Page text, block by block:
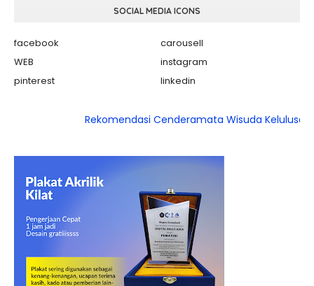
SOCIAL MEDIA ICONS
facebook
carousell
WEB
instagram
pinterest
linkedin
Rekomendasi Cenderamata Wisuda Kelulusan